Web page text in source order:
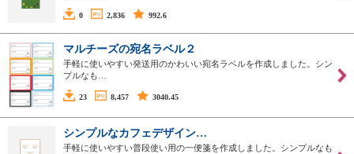
0 2,836 992.6
マルチーズの宛名ラベル２
手軽に使いやすい発送用のかわいい宛名ラベルを作成しました。シン
プルなも…
23 8,457 3040.45
シンプルなカフェデザイン…
手軽に使いやすい普段使い用の一便箋を作成しました。シンプルなも